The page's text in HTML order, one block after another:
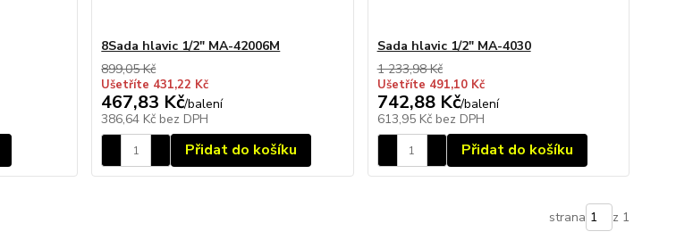
8Sada hlavic 1/2" MA-42006M
899,05 Kč
Ušetříte 431,22 Kč
467,83 Kč/balení
386,64 Kč bez DPH
Přidat do košíku
Sada hlavic 1/2" MA-4030
1 233,98 Kč
Ušetříte 491,10 Kč
742,88 Kč/balení
613,95 Kč bez DPH
Přidat do košíku
strana z 1